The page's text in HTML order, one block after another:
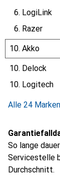
6. LogiLink
6. Razer
10. Akko
10. Delock
10. Logitech
Alle 24
So lange
Servicestelle
Durchschnitt.